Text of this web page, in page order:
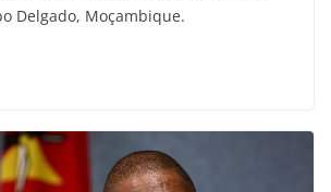
Delgado, Moçambique.